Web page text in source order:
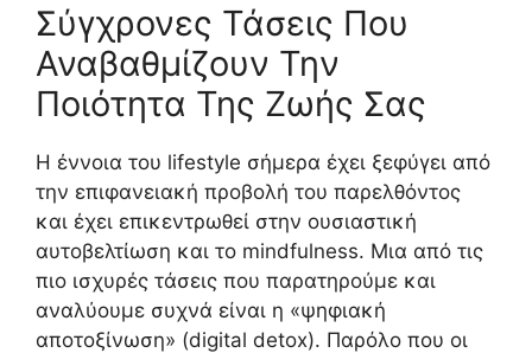
Σύγχρονες Τάσεις Που
Αναβαθμίζουν Την
Ποιότητα Της Ζωής Σας
Η έννοια του lifestyle σήμερα έχει ξεφύγει από
την επιφανειακή προβολή του παρελθόντος
και έχει επικεντρωθεί στην ουσιαστική
αυτοβελτίωση και το mindfulness. Μια από τις
πιο ισχυρές τάσεις που παρατηρούμε και
αναλύουμε συχνά είναι η «ψηφιακή
αποτοξίνωση» (digital detox). Παρόλο που οι